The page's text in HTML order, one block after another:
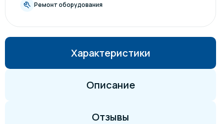
Ремонт оборудования
Характеристики
Описание
Отзывы